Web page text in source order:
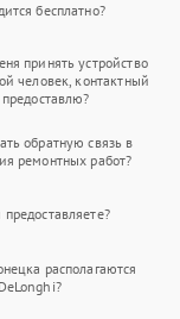
бесплатно?
принять устройство
человек, контактный
обратную связь в
ремонтных работ?
располагаются